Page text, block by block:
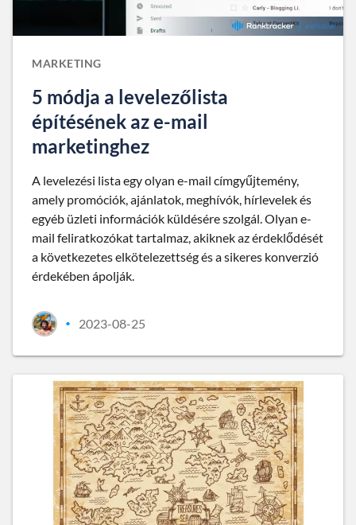
MARKETING
5 módja a levelezőlista
építésének az e-mail
marketinghez
A levelezési lista egy olyan e-mail címgyűjtemény,
amely promóciók, ajánlatok, meghívók, hírlevelek és
egyéb üzleti információk küldésére szolgál. Olyan e-
mail feliratkozókat tartalmaz, akiknek az érdeklődését
a következetes elkötelezettség és a sikeres konverzió
érdekében ápolják.
• 2023-08-25